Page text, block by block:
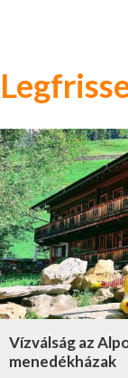
Vízválság az
menedékházak